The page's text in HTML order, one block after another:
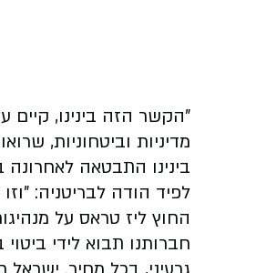
"הקשר הזה בינינו,
מדיניות וביטחוניות,
בינינו התבטאה
לפיד הודה לבריטניה:
החוץ ליז טראס על
חברותנו תבוא לידי